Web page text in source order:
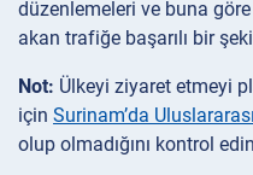
düzenlemeleri ve buna
akan trafiğe başarılı bir
Not: Ülkeyi ziyaret etmeyi
için Surinam’da
olup olmadığını kontrol